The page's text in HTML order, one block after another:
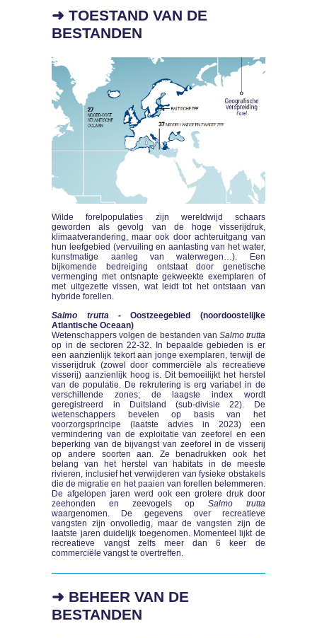
➜ TOESTAND VAN DE
BESTANDEN
Wilde forelpopulaties zijn wereldwijd schaars
geworden als gevolg van de hoge visserijdruk,
klimaatverandering, maar ook door achteruitgang van
hun leefgebied (vervuiling en aantasting van het water,
kunstmatige aanleg van waterwegen…). Een
bijkomende bedreiging ontstaat door genetische
vermenging met ontsnapte gekweekte exemplaren of
met uitgezette vissen, wat leidt tot het ontstaan van
hybride forellen.
Salmo trutta - Oostzeegebied (noordoostelijke
Atlantische Oceaan)
Wetenschappers volgen de bestanden van Salmo trutta
op in de sectoren 22-32. In bepaalde gebieden is er
een aanzienlijk tekort aan jonge exemplaren, terwijl de
visserijdruk (zowel door commerciële als recreatieve
visserij) aanzienlijk hoog is. Dit bemoeilijkt het herstel
van de populatie. De rekrutering is erg variabel in de
verschillende zones; de laagste index wordt
geregistreerd in Duitsland (sub-divisie 22). De
wetenschappers bevelen op basis van het
voorzorgsprincipe (laatste advies in 2023) een
vermindering van de exploitatie van zeeforel en een
beperking van de bijvangst van zeeforel in de visserij
op andere soorten aan. Ze benadrukken ook het
belang van het herstel van habitats in de meeste
rivieren, inclusief het verwijderen van fysieke obstakels
die de migratie en het paaien van forellen belemmeren.
De afgelopen jaren werd ook een grotere druk door
zeehonden en zeevogels op Salmo trutta
waargenomen. De gegevens over recreatieve
vangsten zijn onvolledig, maar de vangsten zijn de
laatste jaren duidelijk toegenomen. Momenteel lijkt de
recreatieve vangst zelfs meer dan 6 keer de
commerciële vangst te overtreffen.
➜ BEHEER VAN DE
BESTANDEN